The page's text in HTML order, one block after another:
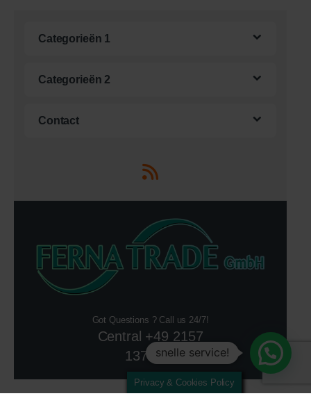
Categorieën 1
Categorieën 2
Contact
Got Questions ? Call us 24/7!
Central +49 2157
13790-0
Privacy & Cookies Policy
snelle service!